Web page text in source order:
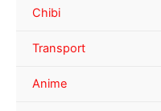
Chibi
Transport
Anime